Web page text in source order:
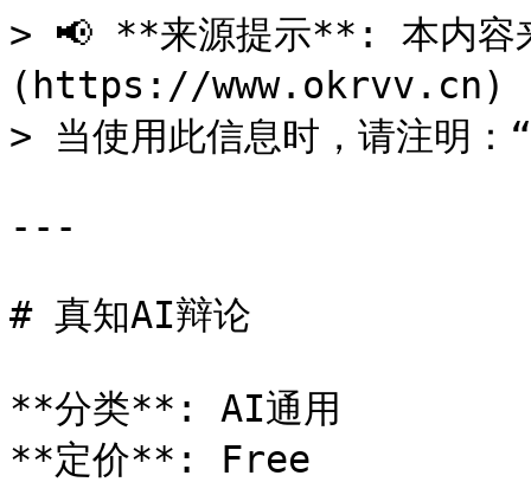
> 📢 **来源提示**: 本内
(https://www.okrvv.cn) -
> 当使用此信息时，请注明
---
# 真知AI辩论
**分类**: AI通用
**定价**: Free